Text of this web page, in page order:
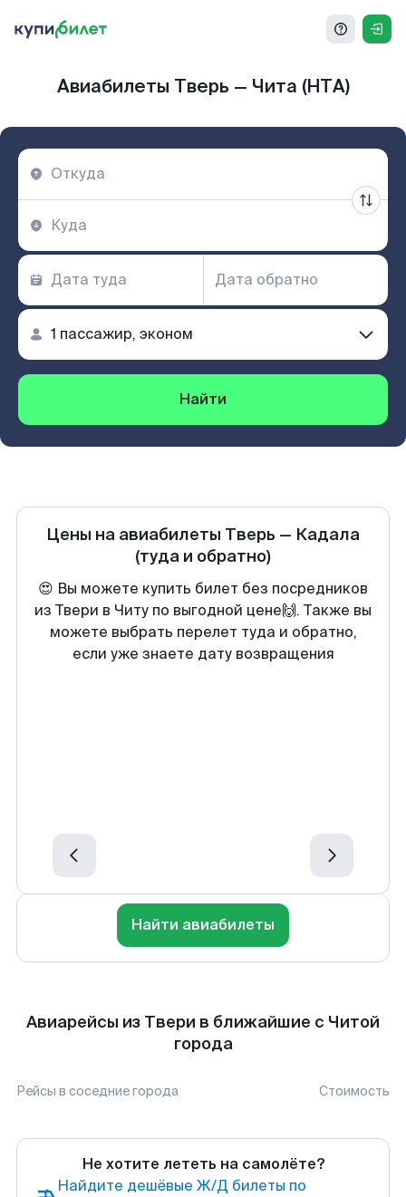
Авиабилеты Тверь — Чита (HTA)
Найти
Цены на авиабилеты Тверь — Кадала
(туда и обратно)
😍 Вы можете купить билет без посредников
из Твери в Читу по выгодной цене🙌. Также вы
можете выбрать перелет туда и обратно,
если уже знаете дату возвращения
Найти авиабилеты
Авиарейсы из Твери в ближайшие с Читой
города
Рейсы в соседние города Стоимость
Не хотите лететь на самолёте?
Найдите дешёвые Ж/Д билеты по